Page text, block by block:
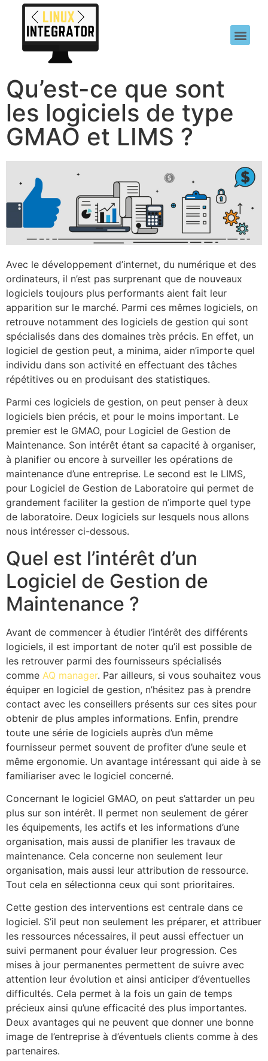
Qu’est-ce que sont
les logiciels de type
GMAO et LIMS ?
Avec le développement d’internet, du numérique et des
ordinateurs, il n’est pas surprenant que de nouveaux
logiciels toujours plus performants aient fait leur
apparition sur le marché. Parmi ces mêmes logiciels, on
retrouve notamment des logiciels de gestion qui sont
spécialisés dans des domaines très précis. En effet, un
logiciel de gestion peut, a minima, aider n’importe quel
individu dans son activité en effectuant des tâches
répétitives ou en produisant des statistiques.
Parmi ces logiciels de gestion, on peut penser à deux
logiciels bien précis, et pour le moins important. Le
premier est le GMAO, pour Logiciel de Gestion de
Maintenance. Son intérêt étant sa capacité à organiser,
à planifier ou encore à surveiller les opérations de
maintenance d’une entreprise. Le second est le LIMS,
pour Logiciel de Gestion de Laboratoire qui permet de
grandement faciliter la gestion de n’importe quel type
de laboratoire. Deux logiciels sur lesquels nous allons
nous intéresser ci-dessous.
Quel est l’intérêt d’un
Logiciel de Gestion de
Maintenance ?
Avant de commencer à étudier l’intérêt des différents
logiciels, il est important de noter qu’il est possible de
les retrouver parmi des fournisseurs spécialisés
comme AQ manager. Par ailleurs, si vous souhaitez vous
équiper en logiciel de gestion, n’hésitez pas à prendre
contact avec les conseillers présents sur ces sites pour
obtenir de plus amples informations. Enfin, prendre
toute une série de logiciels auprès d’un même
fournisseur permet souvent de profiter d’une seule et
même ergonomie. Un avantage intéressant qui aide à se
familiariser avec le logiciel concerné.
Concernant le logiciel GMAO, on peut s’attarder un peu
plus sur son intérêt. Il permet non seulement de gérer
les équipements, les actifs et les informations d’une
organisation, mais aussi de planifier les travaux de
maintenance. Cela concerne non seulement leur
organisation, mais aussi leur attribution de ressource.
Tout cela en sélectionna ceux qui sont prioritaires.
Cette gestion des interventions est centrale dans ce
logiciel. S’il peut non seulement les préparer, et attribuer
les ressources nécessaires, il peut aussi effectuer un
suivi permanent pour évaluer leur progression. Ces
mises à jour permanentes permettent de suivre avec
attention leur évolution et ainsi anticiper d’éventuelles
difficultés. Cela permet à la fois un gain de temps
précieux ainsi qu’une efficacité des plus importantes.
Deux avantages qui ne peuvent que donner une bonne
image de l’entreprise à d’éventuels clients comme à des
partenaires.